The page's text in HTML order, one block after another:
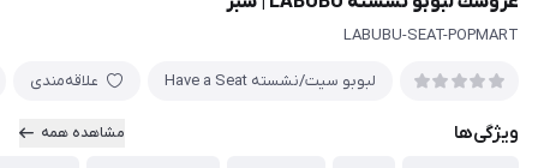
LABUBU-SEAT-POPMART
لبوبو سيت/نشسته Have a Seat علاقه‌مندی
ویژگی‌ها مشاهده همه